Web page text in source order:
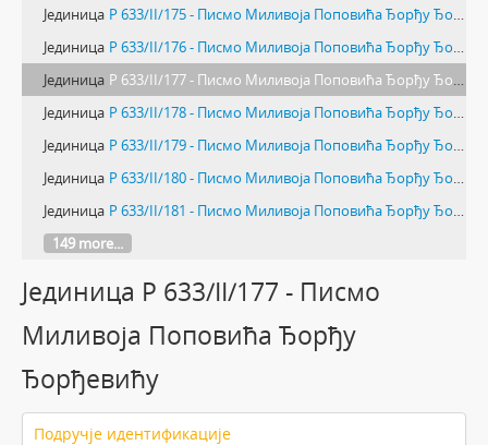
Јединица Р 633/II/175 - Писмо Миливоја Поповића Ђорђу Ђорђевићу
Јединица Р 633/II/176 - Писмо Миливоја Поповића Ђорђу Ђорђевићу
Јединица Р 633/II/177 - Писмо Миливоја Поповића Ђорђу Ђорђевићу
Јединица Р 633/II/178 - Писмо Миливоја Поповића Ђорђу Ђорђевићу
Јединица Р 633/II/179 - Писмо Миливоја Поповића Ђорђу Ђорђевићу
Јединица Р 633/II/180 - Писмо Миливоја Поповића Ђорђу Ђорђевићу
Јединица Р 633/II/181 - Писмо Миливоја Поповића Ђорђу Ђорђевићу
149 more...
Јединица Р 633/II/177 - Писмо
Миливоја Поповића Ђорђу
Ђорђевићу
Подручје идентификације